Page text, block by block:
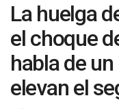
La huelga
el choque
habla de
elevan el